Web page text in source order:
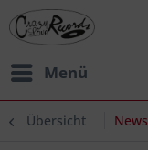
Menü
Übersicht News